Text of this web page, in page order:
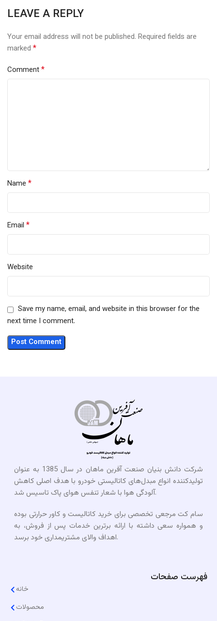
LEAVE A REPLY
Your email address will not be published. Required fields are
marked *
Comment*
Name *
Email *
Website
Save my name, email, and website in this browser for the
next time I comment.
شرکت دانش بنیان صنعت آفرین ماهان در سال 1385 به عنوان
تولیدکننده انواع مبدل‌های کاتالیستی خودرو با هدف اصلی کاهش
آلودگی هوا با شعار تنفس هوای پاک تاسیس شد.
سام کت مرجعی تخصصی برای خرید کاتالیست و کاور حرارتی بوده
و همواره سعی داشته با ارائه برترین خدمات پس از فروش، به
اهداف والای مشتریمداری خود برسد.​
فهرست صفحات
خانه
محصولات